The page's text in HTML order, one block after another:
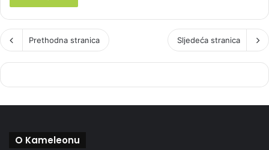
Prethodna stranica Sljedeća stranica
O Kameleonu